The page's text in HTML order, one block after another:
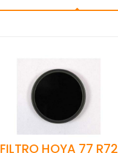
FILTRO HOYA 77 R72